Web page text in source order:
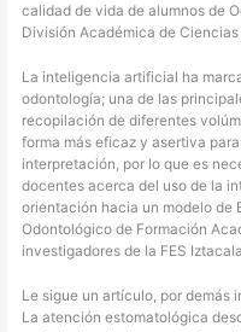
calidad de vida de alumnos de
División Académica de
La inteligencia artificial ha
odontología; una de las
recopilación de diferentes
forma más eficaz y asertiva
interpretación, por lo que es
docentes acerca del uso de la
orientación hacia un modelo de
Odontológico de Formación
investigadores de la FES
Le sigue un artículo, por demás
La atención estomatológica